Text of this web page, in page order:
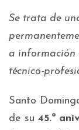
Se trata de
a información
técnico-
Santo
de su 45.º